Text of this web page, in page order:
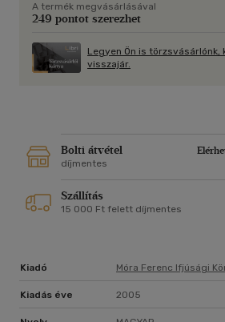
A termék megvásárlásával
249 pontot szerezhet
Legyen Ön is törzsvásárlónk,
visszajár.
Bolti átvétel
díjmentes
Szállítás
15 000 Ft felett díjmentes
Kiadó Móra Ferenc Ifjúsági
Kiadás éve 2005